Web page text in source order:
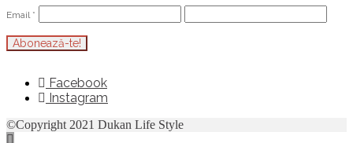
Email *
Facebook
Instagram
©Copyright 2021 Dukan Life Style